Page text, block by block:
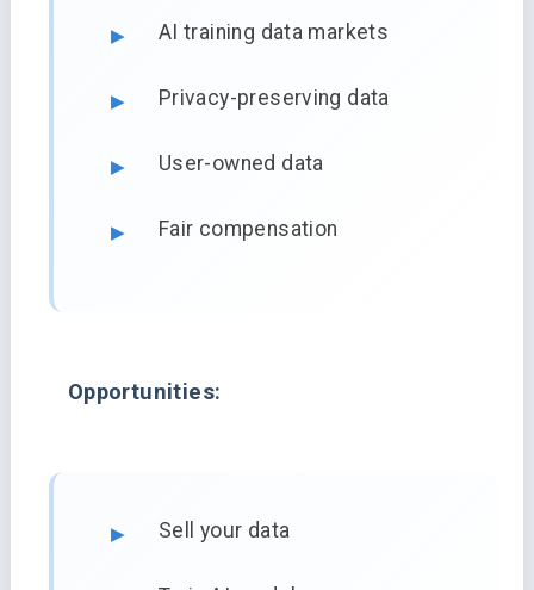
AI training data markets
Privacy-preserving data
User-owned data
Fair compensation
Opportunities:
Sell your data